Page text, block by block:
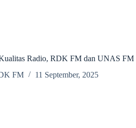
Radio, RDK FM dan UNAS
FM
11 September, 2025